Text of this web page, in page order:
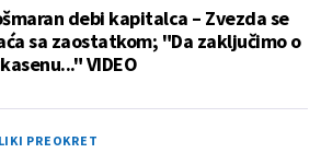
debi kapitalca – Zvezda se
sa zaostatkom; "Da zaključimo o
VIDEO
PREOKRET